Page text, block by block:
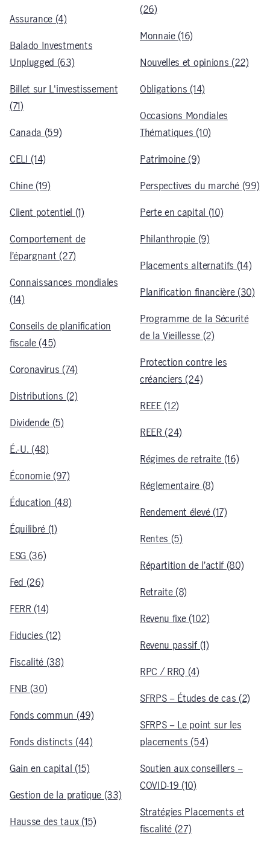
Assurance (4)
Balado Investments
Unplugged (63)
Billet sur L'investissement
(71)
Canada (59)
CELI (14)
Chine (19)
Client potentiel (1)
Comportement de
l’épargnant (27)
Connaissances mondiales
(14)
Conseils de planification
fiscale (45)
Coronavirus (74)
Distributions (2)
Dividende (5)
É.-U. (48)
Économie (97)
Éducation (48)
Équilibré (1)
ESG (36)
Fed (26)
FERR (14)
Fiducies (12)
Fiscalité (38)
FNB (30)
Fonds commun (49)
Fonds distincts (44)
Gain en capital (15)
Gestion de la pratique (33)
Hausse des taux (15)
(26)
Monnaie (16)
Nouvelles et opinions (22)
Obligations (14)
Occasions Mondiales
Thématiques (10)
Patrimoine (9)
Perspectives du marché (99)
Perte en capital (10)
Philanthropie (9)
Placements alternatifs (14)
Planification financière (30)
Programme de la Sécurité
de la Vieillesse (2)
Protection contre les
créanciers (24)
REEE (12)
REER (24)
Régimes de retraite (16)
Réglementaire (8)
Rendement élevé (17)
Rentes (5)
Répartition de l’actif (80)
Retraite (8)
Revenu fixe (102)
Revenu passif (1)
RPC / RRQ (4)
SFRPS – Études de cas (2)
SFRPS – Le point sur les
placements (54)
Soutien aux conseillers –
COVID-19 (10)
Stratégies Placements et
fiscalité (27)